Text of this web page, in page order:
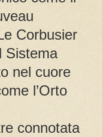
Corbusier
Sistema
nel cuore
l’Orto
connotata